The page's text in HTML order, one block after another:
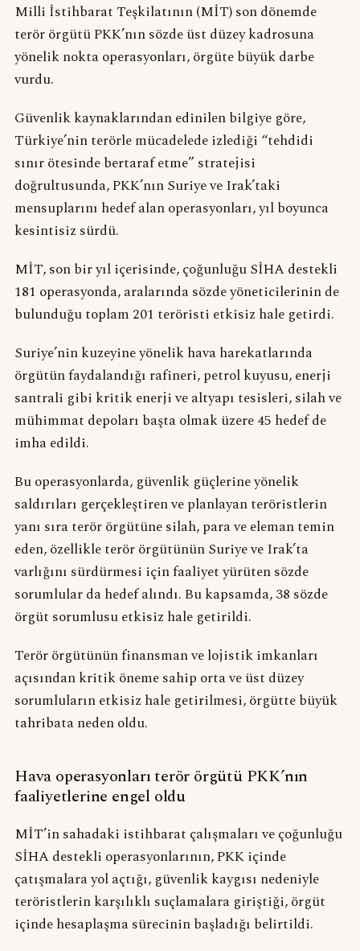
Milli İstihbarat Teşkilatının (MİT) son dönemde
terör örgütü PKK’nın sözde üst düzey kadrosuna
yönelik nokta operasyonları, örgüte büyük darbe
vurdu.
Güvenlik kaynaklarından edinilen bilgiye göre,
Türkiye’nin terörle mücadelede izlediği “tehdidi
sınır ötesinde bertaraf etme” stratejisi
doğrultusunda, PKK’nın Suriye ve Irak’taki
mensuplarını hedef alan operasyonları, yıl boyunca
kesintisiz sürdü.
MİT, son bir yıl içerisinde, çoğunluğu SİHA destekli
181 operasyonda, aralarında sözde yöneticilerinin de
bulunduğu toplam 201 teröristi etkisiz hale getirdi.
Suriye’nin kuzeyine yönelik hava harekatlarında
örgütün faydalandığı rafineri, petrol kuyusu, enerji
santrali gibi kritik enerji ve altyapı tesisleri, silah ve
mühimmat depoları başta olmak üzere 45 hedef de
imha edildi.
Bu operasyonlarda, güvenlik güçlerine yönelik
saldırıları gerçekleştiren ve planlayan teröristlerin
yanı sıra terör örgütüne silah, para ve eleman temin
eden, özellikle terör örgütünün Suriye ve Irak’ta
varlığını sürdürmesi için faaliyet yürüten sözde
sorumlular da hedef alındı. Bu kapsamda, 38 sözde
örgüt sorumlusu etkisiz hale getirildi.
Terör örgütünün finansman ve lojistik imkanları
açısından kritik öneme sahip orta ve üst düzey
sorumluların etkisiz hale getirilmesi, örgütte büyük
tahribata neden oldu.
Hava operasyonları terör örgütü PKK’nın
faaliyetlerine engel oldu
MİT’in sahadaki istihbarat çalışmaları ve çoğunluğu
SİHA destekli operasyonlarının, PKK içinde
çatışmalara yol açtığı, güvenlik kaygısı nedeniyle
teröristlerin karşılıklı suçlamalara giriştiği, örgüt
içinde hesaplaşma sürecinin başladığı belirtildi.